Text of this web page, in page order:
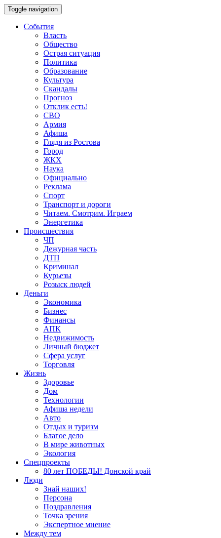
Toggle navigation
События
Власть
Общество
Острая ситуация
Политика
Образование
Культура
Скандалы
Прогноз
Отклик есть!
СВО
Армия
Афиша
Глядя из Ростова
Город
ЖКХ
Наука
Официально
Реклама
Спорт
Транспорт и дороги
Читаем. Смотрим. Играем
Энергетика
Происшествия
ЧП
Дежурная часть
ДТП
Криминал
Курьезы
Розыск людей
Деньги
Экономика
Бизнес
Финансы
АПК
Недвижимость
Личный бюджет
Сфера услуг
Торговля
Жизнь
Здоровье
Дом
Технологии
Афиша недели
Авто
Отдых и туризм
Благое дело
В мире животных
Экология
Спецпроекты
80 лет ПОБЕДЫ! Донской край
Люди
Знай наших!
Персона
Поздравления
Точка зрения
Экспертное мнение
Между тем